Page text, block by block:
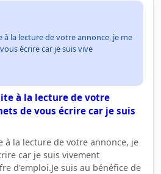
à la lecture de votre annonce, je me
écrire car je suis vive
à la lecture de votre
de vous écrire car je suis
à la lecture de votre annonce, je
car je suis vivement
d'emploi.Je suis au bénéfice de